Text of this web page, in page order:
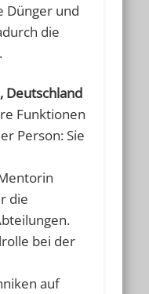
Dünger und
die
Deutschland
Funktionen
Person: Sie
die
bei der
auf